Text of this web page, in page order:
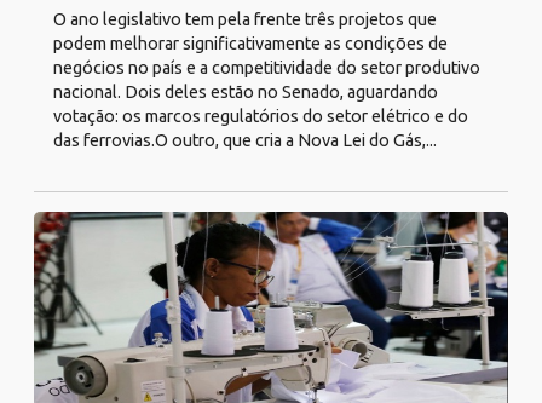
O ano legislativo tem pela frente três projetos que
podem melhorar significativamente as condições de
negócios no país e a competitividade do setor produtivo
nacional. Dois deles estão no Senado, aguardando
votação: os marcos regulatórios do setor elétrico e do
das ferrovias.O outro, que cria a Nova Lei do Gás,...